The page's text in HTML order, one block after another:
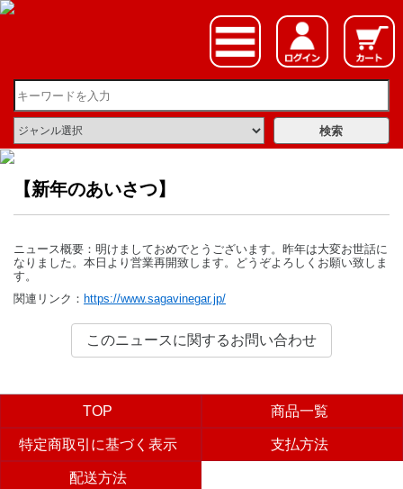
【新年のあいさつ】
ニュース概要：明けましておめでとうございます。昨年は大変お世話に
なりました。本日より営業再開致します。どうぞよろしくお願い致しま
す。
関連リンク： https://www.sagavinegar.jp/
TOP 商品一覧
特定商取引に基づく表示 支払方法
配送方法